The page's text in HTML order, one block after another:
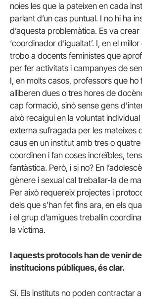
noies les que la pateixen en cada
parlant d’un cas puntual. I no hi ha
d’aquesta problemàtica. Es va
‘coordinador d’igualtat’. I, en el
trobo a docents feministes que
per fer activitats i campanyes de
I, en molts casos, professors que ho
alliberen dues o tres hores de
cap formació, sinó sense gens
això recaigui en la voluntat
externa sufragada per les mateixes
caus en un institut amb tres o
coordinen i fan coses increïbles,
fantàstica. Però, i si no? En
gènere i sexual cal treballar-la de
Per això requereix projectes i
dels que s’han fet fins ara, en els
i el grup d’amigues treballin
la víctima.
I aquests protocols han de venir
institucions públiques, és clar.
Sí. Els instituts no poden contractar